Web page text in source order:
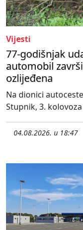
Vijesti
77-godišnjak
automobil
ozlijeđena
Na dionici
Stupnik, 3.
04.08.2026. u 18:47